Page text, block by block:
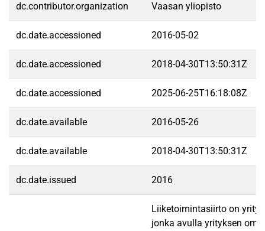
dc.contributor.organization Vaasan yliopisto
dc.date.accessioned 2016-05-02
dc.date.accessioned 2018-04-30T13:50:31Z
dc.date.accessioned 2025-06-25T16:18:08Z
dc.date.available 2016-05-26
dc.date.available 2018-04-30T13:50:31Z
dc.date.issued 2016
Liiketoimintasiirto on
jonka avulla yrityksen